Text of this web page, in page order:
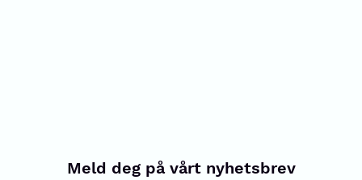
Meld deg på vårt nyhetsbrev